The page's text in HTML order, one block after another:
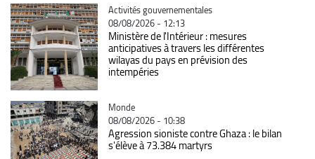
Catégorie
Activités gouvernementales
08/08/2026 - 12:13
Ministère de l'Intérieur : mesures
anticipatives à travers les différentes
wilayas du pays en prévision des
intempéries
Catégorie
Monde
08/08/2026 - 10:38
Agression sioniste contre Ghaza : le bilan
s'élève à 73.384 martyrs